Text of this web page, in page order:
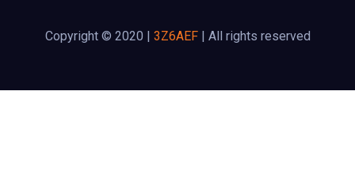
Copyright © 2020 | 3Z6AEF| All rights reserved